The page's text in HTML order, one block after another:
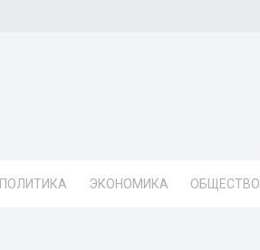
ПОЛИТИКА ЭКОНОМИКА ОБЩЕСТВО